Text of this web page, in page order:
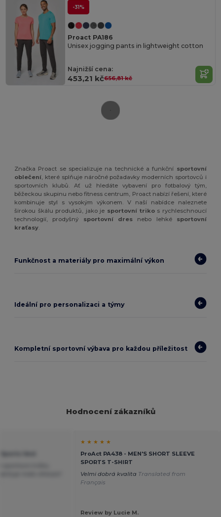
-31%
Proact PA186
Unisex jogging pants in lightweight cotton
Najnižší cena:
453,21 kč656,81 kč
Značka Proact se specializuje na technické a funkční sportovní
oblečení, které splňuje náročné požadavky moderních sportovců i
sportovních klubů. Ať už hledáte vybavení pro fotbalový tým,
běžeckou skupinu nebo fitness centrum, Proact nabízí řešení, které
kombinuje styl s vysokým výkonem. V naší nabídce naleznete
širokou škálu produktů, jako je sportovní trikos rychleschnoucí
technologií, prodyšný sportovní dresnebo lehké sportovní
kraťasy.
Funkčnost a materiály pro maximální výkon
Ideální pro personalizaci a týmy
Kompletní sportovní výbava pro každou příležitost
Hodnocení zákazníků
★ ★ ★ ★ ★
ProAct PA438 - MEN'S SHORT SLEEVE
SPORTS T-SHIRT
Velmi dobrá kvalita Translated from
Français
Review by Lucie M.